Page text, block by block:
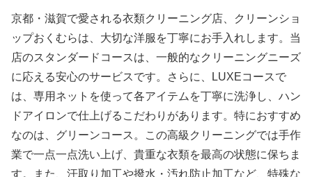
京都・滋賀で愛される衣類クリーニング店、クリーンショ
ップおくむらは、大切な洋服を丁寧にお手入れします。当
店のスタンダードコースは、一般的なクリーニングニーズ
に応える安心のサービスです。さらに、LUXEコースで
は、専用ネットを使って各アイテムを丁寧に洗浄し、ハン
ドアイロンで仕上げるこだわりがあります。特におすすめ
なのは、グリーンコース。この高級クリーニングでは手作
業で一点一点洗い上げ、貴重な衣類を最高の状態に保ちま
す。また、汗取り加工や撥水・汚れ防止加工など、特殊な